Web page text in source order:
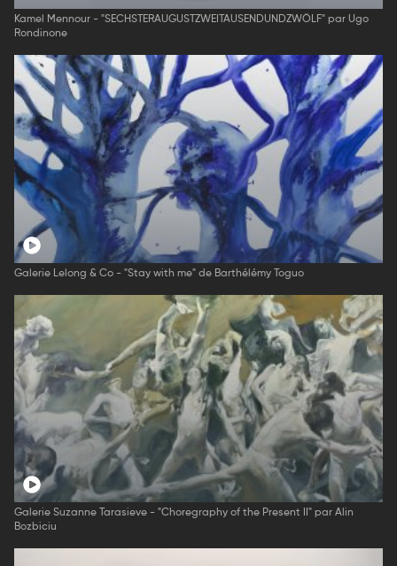
Kamel Mennour - "SECHSTERAUGUSTZWEITAUSENDUNDZWÖLF" par Ugo
Rondinone
Galerie Lelong & Co - "Stay with me" de Barthélémy Toguo
Galerie Suzanne Tarasieve - "Choregraphy of the Present II" par Alin
Bozbiciu